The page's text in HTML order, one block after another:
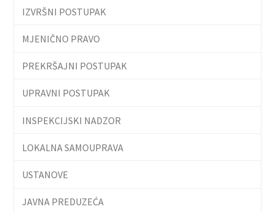
IZVRŠNI POSTUPAK
MJENIČNO PRAVO
PREKRŠAJNI POSTUPAK
UPRAVNI POSTUPAK
INSPEKCIJSKI NADZOR
LOKALNA SAMOUPRAVA
USTANOVE
JAVNA PREDUZEĆA